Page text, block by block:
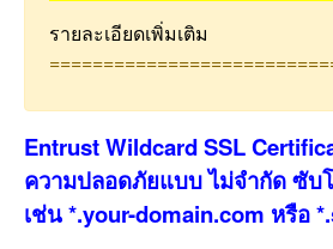
รายละเอียดเพิ่มเติม
Entrust Wildcard SSL
ความปลอดภัยแบบ ไม่จำกัด ซับ
เช่น *.your-domain.com หรือ